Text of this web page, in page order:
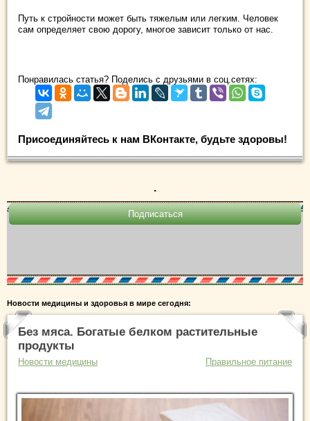
Путь к стройности может быть тяжелым или легким. Человек
сам определяет свою дорогу, многое зависит только от нас.
Понравилась статья? Поделись с друзьями в соц.сетях:
Присоединяйтесь к нам ВКонтакте, будьте здоровы!
.
Новости медицины и здоровья в мире сегодня:
Без мяса. Богатые белком растительные
продукты
Новости медицины Правильное питание